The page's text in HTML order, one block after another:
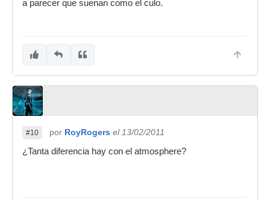
a parecer que suenan como el culo.
#10 por RoyRogers el 13/02/2011
¿Tanta diferencia hay con el atmosphere?